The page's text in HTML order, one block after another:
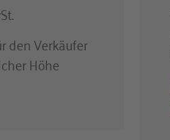
den Verkäufer
Höhe